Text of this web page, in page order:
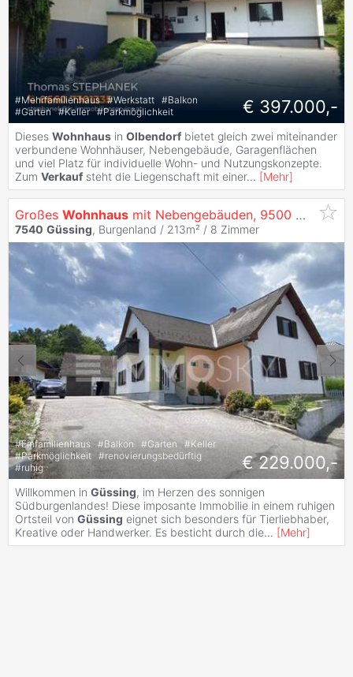
#Mehrfamilienhaus #Werkstatt #Balkon
#Garten #Keller #Parkmöglichkeit € 397.000,-
Dieses Wohnhaus in Olbendorf bietet gleich zwei miteinander
verbundene Wohnhäuser, Nebengebäude, Garagenflächen
und viel Platz für individuelle Wohn- und Nutzungskonzepte.
Zum Verkauf steht die Liegenschaft mit einer... [Mehr]
Großes Wohnhaus mit Nebengebäuden, 9500 m² Garten und Wald!
7540 Güssing, Burgenland / 213m² / 8 Zimmer
#Einfamilienhaus #Balkon #Garten #Keller
#Parkmöglichkeit #renovierungsbedürftig
#ruhig € 229.000,-
Willkommen in Güssing, im Herzen des sonnigen
Südburgenlandes! Diese imposante Immobilie in einem ruhigen
Ortsteil von Güssing eignet sich besonders für Tierliebhaber,
Kreative oder Handwerker. Es besticht durch die... [Mehr]